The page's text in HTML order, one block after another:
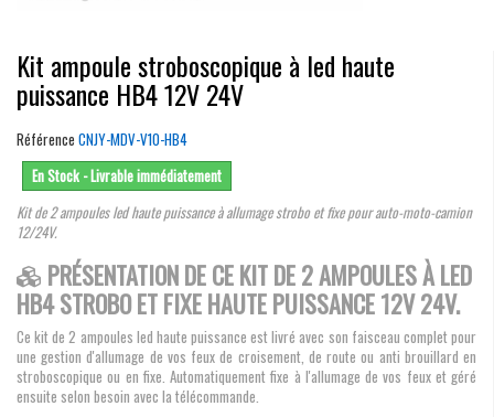
Kit ampoule stroboscopique à led haute
puissance HB4 12V 24V
Référence CNJY-MDV-V10-HB4
En Stock - Livrable immédiatement
Kit de 2 ampoules led haute puissance à allumage strobo et fixe pour auto-moto-camion
12/24V.
PRÉSENTATION DE CE KIT DE 2 AMPOULES À LED
HB4 STROBO ET FIXE HAUTE PUISSANCE 12V 24V.
Ce kit de 2 ampoules led haute puissance est livré avec son faisceau complet pour
une gestion d'allumage de vos feux de croisement, de route ou anti brouillard en
stroboscopique ou en fixe. Automatiquement fixe à l'allumage de vos feux et géré
ensuite selon besoin avec la télécommande.